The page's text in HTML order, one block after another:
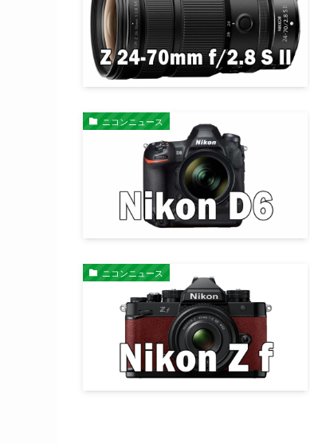
ニコンニュース
ニコンニュース